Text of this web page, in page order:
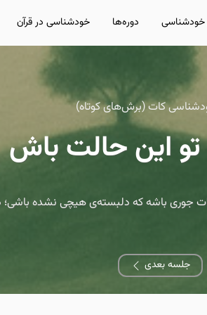
دوره‌ها خودشناسی در قرآن
کات (برش‌های کوتاه)
این حالت باش
جوری باشه که دلبسته‌ی هیچی نشده باشی؛
جلسه بعدی